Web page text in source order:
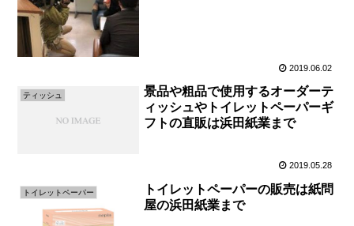
2019.06.02
ティッシュ
景品や粗品で使用するオーダーテ
ィッシュやトイレットペーパーギ
フトの直販は浜田紙業まで
2019.05.28
トイレットペーパー
トイレットペーパーの販売は紙問
屋の浜田紙業まで